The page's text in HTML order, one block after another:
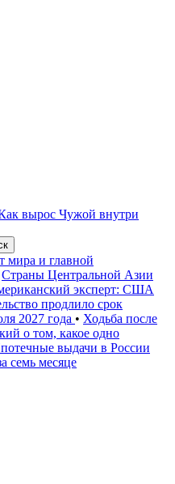
вырос Чужой внутри
мира и главной
Страны Центральной Азии
эксперт: США
продлило срок
2027 года • Ходьба после
о том, какое одно
выдачи в России
семь месяце